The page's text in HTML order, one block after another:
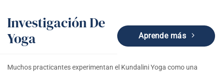
Investigación De
Yoga
Aprende más
Muchos practicantes experimentan el Kundalini Yoga como una